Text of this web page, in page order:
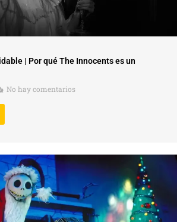
| Por qué The Innocents es un
No hay comentarios